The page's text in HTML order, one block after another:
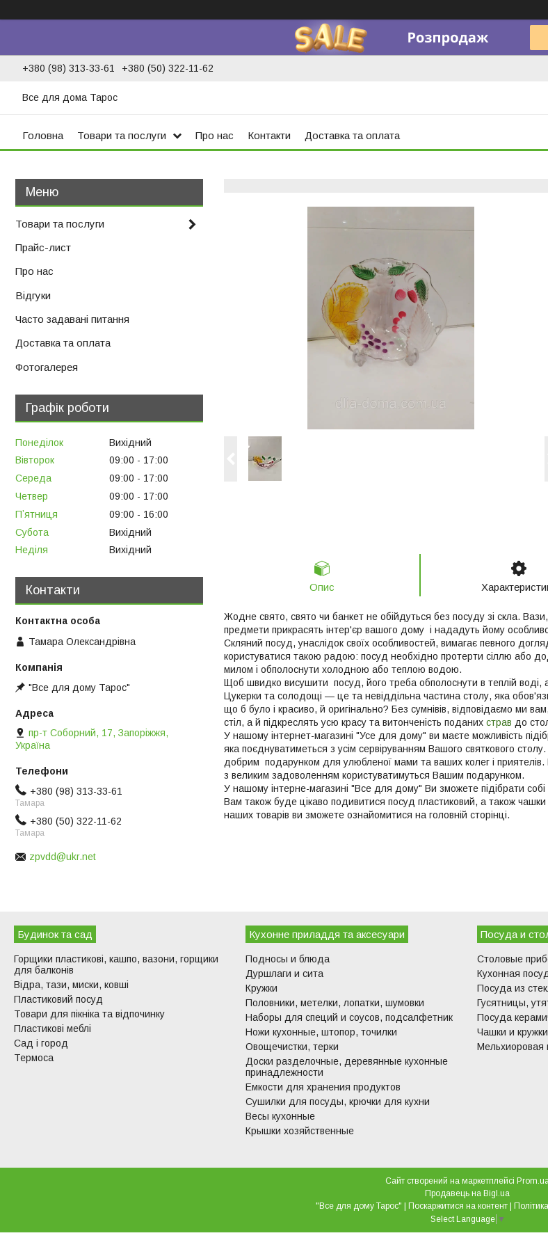
+380 (98) 313-33-61 +380 (50) 322-11-62
Все для дома Тарос
Головна Товари та послуги Про нас Контакти Доставка та оплата
Опис
Жодне свято, свято чи банкет не обійдуться без посуду зі скла.
предмети прикрасять інтер'єр вашого дому і нададуть йому
Скляний посуд, унаслідок своїх особливостей, вимагає певного
користуватися такою радою: посуд необхідно протерти сіллю або
милом і обполоснути холодною або теплою водою.
Щоб швидко висушити посуд, його треба обполоснути в теплій воді,
Цукерки та солодощі — це та невіддільна частина столу, яка
що б було і красиво, й оригінально? Без сумнівів, відповідаємо ми
стіл, а й підкреслять усю красу та витонченість поданих страв до
У нашому інтернет-магазині "Усе для дому" ви маєте можливість
яка поєднуватиметься з усім сервіруванням Вашого святкового
добрим подарунком для улюбленої мами та ваших колег і
з великим задоволенням користуватимуться Вашим подарунком.
У нашому інтерне-магазині "Все для дому" Ви зможете підібрати
Вам також буде цікаво подивитися посуд пластиковий, а також
наших товарів ви зможете ознайомитися на головній сторінці.
Товари та послуги
Прайс-лист
Про нас
Відгуки
Часто задавані питання
Доставка та оплата
Фотогалерея
Графік роботи
Понеділок
Вихідний
Вівторок
09:00
17:00
Середа
09:00
17:00
Четвер
09:00
17:00
Пʼятниця
09:00
16:00
Субота
Вихідний
Неділя
Вихідний
Контакти
Тамара Олександрівна
"Все для дому Тарос"
пр-т Соборний, 17, Запоріжжя,
Україна
+380 (98) 313-33-61
Тамара
+380 (50) 322-11-62
Тамара
zpvdd@ukr.net
Будинок та сад
Горщики пластикові, кашпо, вазони, горщики
для балконів
Відра, тази, миски, ковші
Пластиковий посуд
Товари для пікніка та відпочинку
Пластикові меблі
Сад і город
Термоса
Кухонне приладдя та аксесуари
Подносы и блюда
Дуршлаги и сита
Кружки
Половники, метелки, лопатки, шумовки
Наборы для специй и соусов, подсалфетник
Ножи кухонные, штопор, точилки
Овощечистки, терки
Доски разделочные, деревянные кухонные
принадлежности
Емкости для хранения продуктов
Сушилки для посуды, крючки для кухни
Весы кухонные
Крышки хозяйственные
Посуда и
Столовые
Кухонная
Посуда из
Гусятницы,
Посуда
Чашки и кружки
Мельхиоровая
Сайт створений на маркетплейсі
Продавець на Bigl.ua
Поскаржитися на контент
Select Language ▼